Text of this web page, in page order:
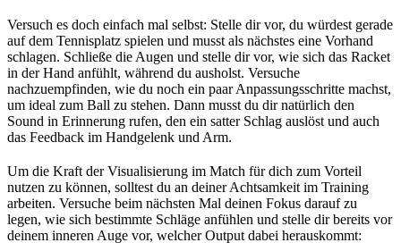
Versuch es doch einfach mal selbst: Stelle dir vor, du würdest gerade
auf dem Tennisplatz spielen und musst als nächstes eine Vorhand
schlagen. Schließe die Augen und stelle dir vor, wie sich das Racket
in der Hand anfühlt, während du ausholst. Versuche
nachzuempfinden, wie du noch ein paar Anpassungsschritte machst,
um ideal zum Ball zu stehen. Dann musst du dir natürlich den
Sound in Erinnerung rufen, den ein satter Schlag auslöst und auch
das Feedback im Handgelenk und Arm.
Um die Kraft der Visualisierung im Match für dich zum Vorteil
nutzen zu können, solltest du an deiner Achtsamkeit im Training
arbeiten. Versuche beim nächsten Mal deinen Fokus darauf zu
legen, wie sich bestimmte Schläge anfühlen und stelle dir bereits vor
deinem inneren Auge vor, welcher Output dabei herauskommt: